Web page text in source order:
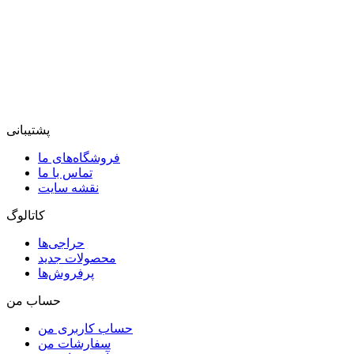
پشتیبانی
فروشگاه‌های ما
تماس با ما
نقشه سایت
کاتالوگ
حراجی‌ها
محصولات جدید
پرفروش‌ها
حساب من
حساب کاربری من
سفارشات من